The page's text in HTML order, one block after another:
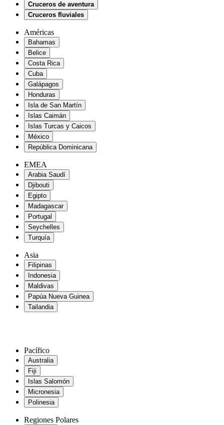
Cruceros de aventura
Cruceros fluviales
Américas
Bahamas
Belice
Costa Rica
Cuba
Galápagos
Honduras
Isla de San Martín
Islas Caimán
Islas Turcas y Caicos
México
República Dominicana
EMEA
Arabia Saudí
Djibouti
Egipto
Madagascar
Portugal
Seychelles
Turquía
Asia
Filipinas
Indonesia
Maldivas
Papúa Nueva Guinea
Tailandia
Pacífico
Australia
Fiji
Islas Salomón
Micronesia
Polinesia
Regiones Polares